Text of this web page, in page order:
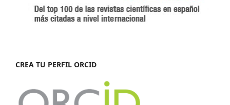
CREA TU PERFIL ORCID